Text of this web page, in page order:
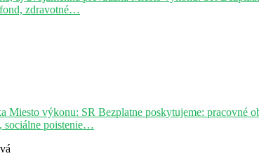
zdravotné…
Miesto výkonu: SR Bezplatne poskytujeme: pracovné
sociálne poistenie…